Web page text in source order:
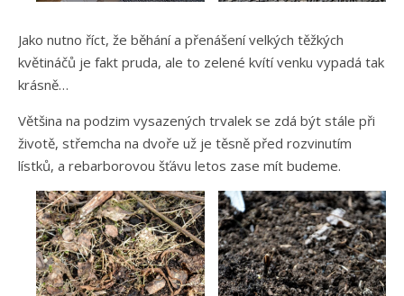
Jako nutno říct, že běhání a přenášení velkých těžkých
květináčů je fakt pruda, ale to zelené kvítí venku vypadá tak
krásně…
Většina na podzim vysazených trvalek se zdá být stále při
životě, střemcha na dvoře už je těsně před rozvinutím
lístků, a rebarborovou šťávu letos zase mít budeme.